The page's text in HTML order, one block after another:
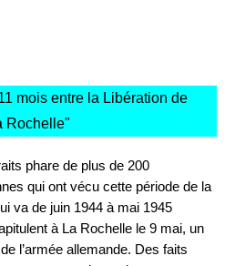
mois entre la Libération de
Rochelle"
phare de plus de 200
qui ont vécu cette période de la
va de juin 1944 à mai 1945
à La Rochelle le 9 mai, un
l’armée allemande. Des faits